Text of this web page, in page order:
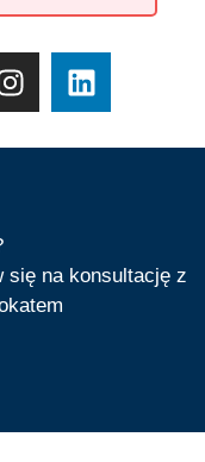
się na konsultację z